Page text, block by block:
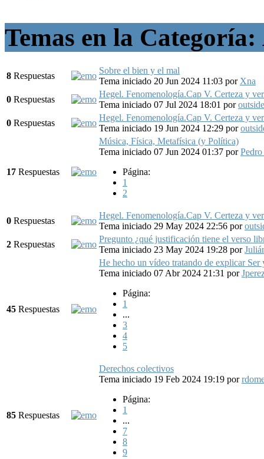
Temas en la
8 Respuestas
Sobre el bien y el mal
Tema iniciado 20 Jun 2024 11:03 por Xna
0 Respuestas
Hegel. Fenomenología.Cap V. Certeza y
Tema iniciado 07 Jul 2024 18:01 por
0 Respuestas
Hegel. Fenomenología.Cap V. Certeza y
Tema iniciado 19 Jun 2024 12:29 por
17 Respuestas
Música, Física, Metafísica (y Política)
Tema iniciado 07 Jun 2024 01:37 por
Página:
1
2
0 Respuestas
Hegel. Fenomenología.Cap V. Certeza y
Tema iniciado 29 May 2024 22:56 por
2 Respuestas
Pregunto ¿qué justificación tiene el verso
Tema iniciado 23 May 2024 19:28 por
45 Respuestas
He hecho un vídeo tratando de explicar Ser
Tema iniciado 07 Abr 2024 21:31 por
Página:
1
...
3
4
5
85 Respuestas
Derechos colectivos
Tema iniciado 19 Feb 2024 19:19 por
Página:
1
...
7
8
9